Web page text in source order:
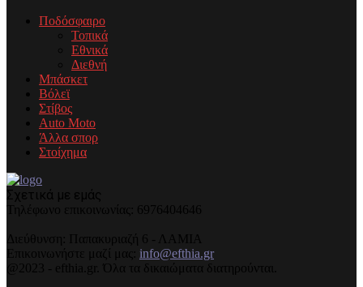
Ποδόσφαιρο
Τοπικά
Εθνικά
Διεθνή
Μπάσκετ
Βόλεϊ
Στίβος
Auto Moto
Άλλα σπορ
Στοίχημα
Σχετικά με εμάς
Τηλέφωνo επικοινωνίας: 6976404646
Διεύθυνση: Παπακυριαζή 6 - ΛΑΜΙΑ
Επικοινωνήστε μαζί μας: info@efthia.gr
@2023 - efthia.gr. Όλα τα δικαιώματα διατηρούνται.